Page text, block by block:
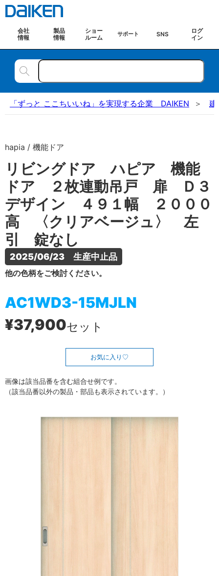
会社
情報
製品
情報
ショー
ルーム
サポート SNS
ログ
イン
「ずっと ここちいいね」を実現する企業 DAIKEN 建
hapia / 機能ドア
リビングドア ハピア 機能
ドア ２枚連動吊戸 扉 Ｄ３
デザイン ４９１幅 ２０００
高 〈クリアベージュ〉 左
引 錠なし
2025/06/23　生産中止品
他の色柄をご検討ください。
AC1WD3-15MJLN
¥37,900セット
お気に入り
画像は該当品番を含む組合せ例です。
（該当品番以外の製品・部品も表示されています。）